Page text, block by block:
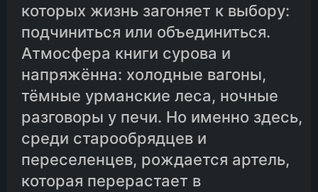
которых жизнь загоняет к выбору:
подчиниться или объединиться.
Атмосфера книги сурова и
напряжённа: холодные вагоны,
тёмные урманские леса, ночные
разговоры у печи. Но именно здесь,
среди старообрядцев и
переселенцев, рождается артель,
которая перерастает в